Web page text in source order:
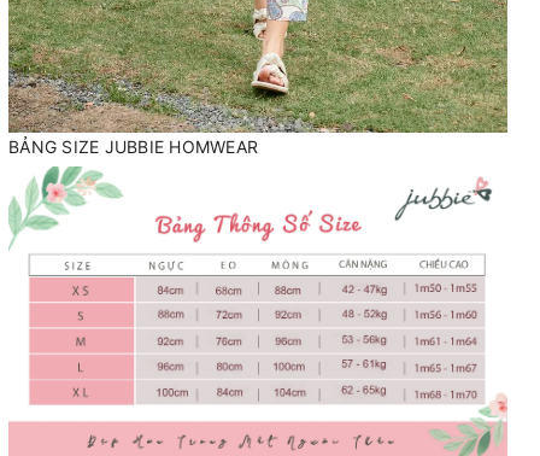
BẢNG SIZE JUBBIE HOMWEAR